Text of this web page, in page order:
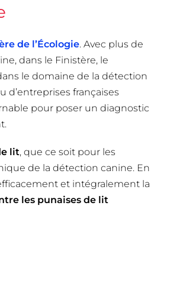
de l’Écologie. Avec plus de
dans le Finistère, le
le domaine de la détection
d’entreprises françaises
pour poser un diagnostic
lit, que ce soit pour les
de la détection canine. En
et intégralement la
les punaises de lit